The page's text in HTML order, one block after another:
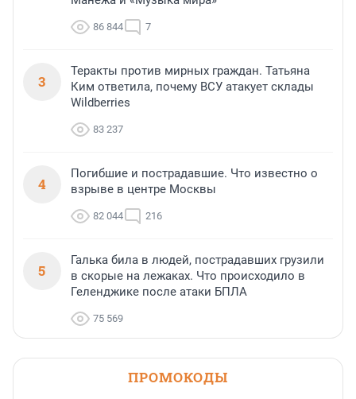
86 844 7
3
Теракты против мирных граждан. Татьяна
Ким ответила, почему ВСУ атакует склады
Wildberries
83 237
4
Погибшие и пострадавшие. Что известно о
взрыве в центре Москвы
82 044 216
5
Галька била в людей, пострадавших грузили
в скорые на лежаках. Что происходило в
Геленджике после атаки БПЛА
75 569
ПРОМОКОДЫ